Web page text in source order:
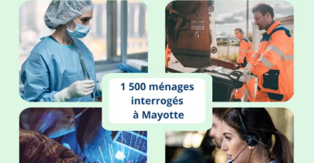
Grandes figures des Outre-mer : Jane et
Paulette Nardal, les sœurs martiniquaises au
cœur du mouvement de la négritude
le 09/08/2026